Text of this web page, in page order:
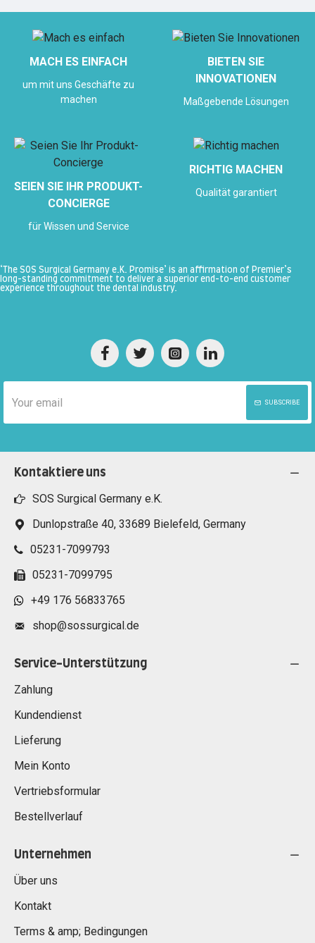
MACH ES EINFACH
um mit uns Geschäfte zu
machen
BIETEN SIE
INNOVATIONEN
Maßgebende Lösungen
SEIEN SIE IHR PRODUKT-
CONCIERGE
für Wissen und Service
RICHTIG MACHEN
Qualität garantiert
‘The SOS Surgical Germany e.K. Promise’ is an affirmation of Premier’s
long-standing commitment to deliver a superior end-to-end customer
experience throughout the dental industry.
SUBSCRIBE
Kontaktiere uns
SOS Surgical Germany e.K.
Dunlopstraße 40, 33689 Bielefeld, Germany
05231-7099793
05231-7099795
+49 176 56833765
shop@sossurgical.de
Service-Unterstützung
Zahlung
Kundendienst
Lieferung
Mein Konto
Vertriebsformular
Bestellverlauf
Unternehmen
Über uns
Kontakt
Terms & amp; Bedingungen